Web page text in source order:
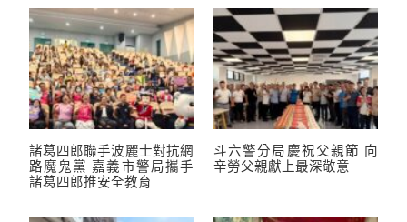
諸葛四郎聯手波麗士對抗網
路魔鬼黨 嘉義市警局攜手
諸葛四郎推安全教育
斗六警分局慶祝父親節 向
辛勞父親獻上最深敬意